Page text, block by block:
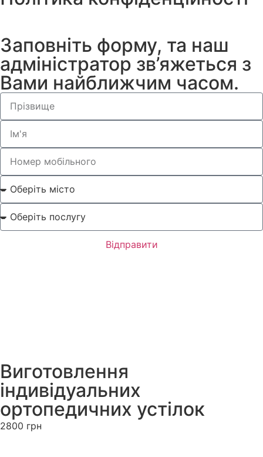
Заповніть форму, та наш
адміністратор зв’яжеться з
Вами найближчим часом.
Відправити
Виготовлення
індивідуальних
ортопедичних устілок
2800 грн